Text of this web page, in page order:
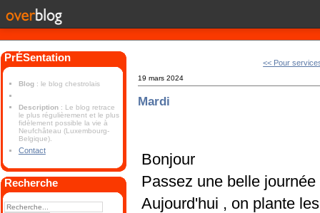
PrÉSentation
Blog : le blog chestrolais
Description : Le blog retrace
le plus régulièrement et le plus
fidèlement possible la vie à
Neufchâteau (Luxembourg-
Belgique).
Contact
Recherche
<< Pour
19 mars 2024
Mardi
Bonjour
Passez une belle journée
Aujourd'hui , on plante